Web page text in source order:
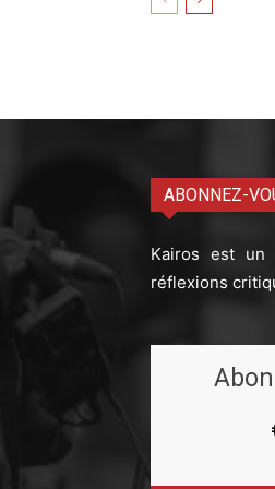
ABONNEZ-
Kairos est un
réflexions